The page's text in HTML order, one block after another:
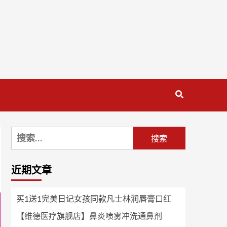
搜
索：
近期文章
买1送1完美日记女孩同款凡士林润唇膏口红
【维德医疗旗舰店】鼻炎喷雾冲洗通鼻剂